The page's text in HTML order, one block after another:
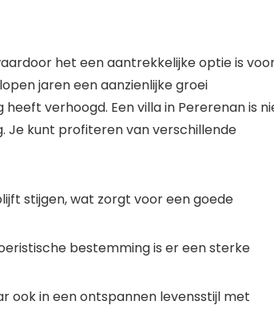
het een aantrekkelijke optie is
jaren een aanzienlijke groei
verhoogd. Een villa in Pererenan is
Je kunt profiteren van verschillende
stijgen, wat zorgt voor een goede
bestemming is er een sterke
ook in een ontspannen levensstijl met